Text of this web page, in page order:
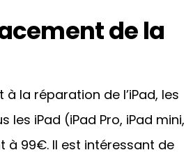
de la
la réparation de l’iPad, les
iPad (iPad Pro, iPad mini,
à 99€. Il est intéressant de